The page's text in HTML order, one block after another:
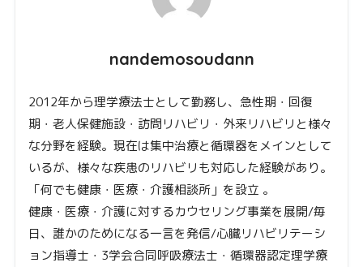
nandemosoudann
2012年から理学療法士として勤務し、急性期・回復
期・老人保健施設・訪問リハビリ・外来リハビリと様々
な分野を経験。現在は集中治療と循環器をメインとして
いるが、様々な疾患のリハビリも対応した経験があり。
「何でも健康・医療・介護相談所」を設立 。
健康・医療・介護に対するカウセリング事業を展開/毎
日、誰かのためになる一言を発信/心臓リハビリテーシ
ョン指導士・3学会合同呼吸療法士・循環器認定理学療